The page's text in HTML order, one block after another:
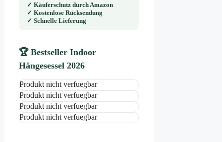
✓ Käuferschutz durch Amazon
✓ Kostenlose Rücksendung
✓ Schnelle Lieferung
🏆 Bestseller Indoor
Hängesessel 2026
Produkt nicht verfuegbar
Produkt nicht verfuegbar
Produkt nicht verfuegbar
Produkt nicht verfuegbar